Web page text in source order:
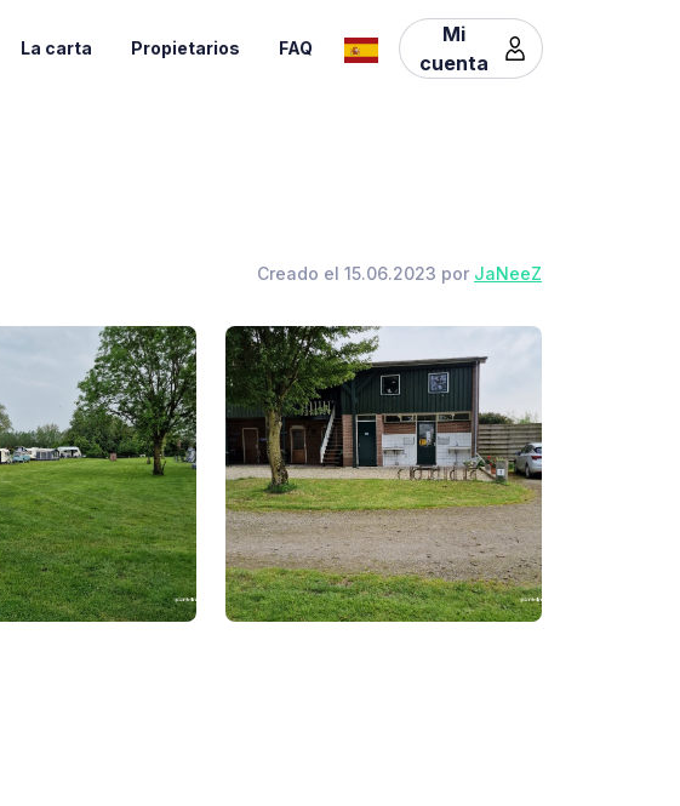
La carta Propietarios FAQ
Mi
cuenta
Creado el 15.06.2023 por JaNeeZ